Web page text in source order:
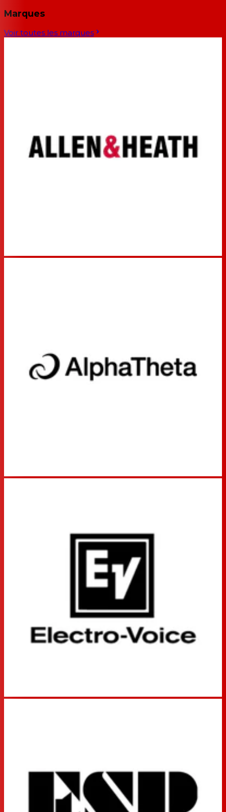
Marques
Voir toutes les marques